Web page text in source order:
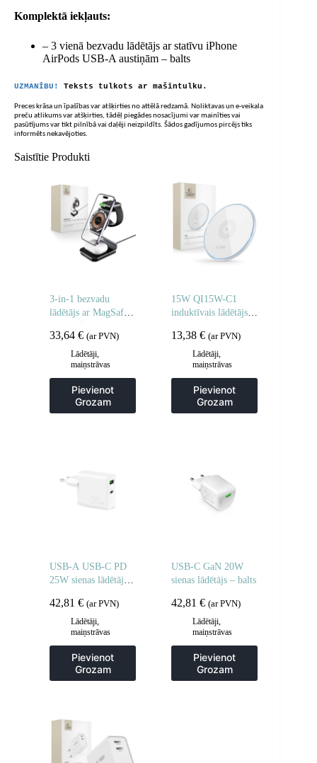
Komplektā iekļauts:
– 3 vienā bezvadu lādētājs ar statīvu iPhone
AirPods USB-A austiņām – balts
UZMANĪBU! Teksts tulkots ar mašīntulku.
Preces krāsa un īpašības var atšķirties no attēlā redzamā. Noliktavas un e-veikala
preču atlikums var atšķirties, tādēļ piegādes nosacījumi var mainīties vai
pasūtījums var tikt pilnībā vai daļēji neizpildīts. Šādos gadījumos pircējs tiks
informēts nekavējoties.
Saistītie Produkti
3-in-1 bezvadu
lādētājs ar MagSafe
tehnoloģiju Apple
Watch AirPods
viedtālrunim – melns
33,64 € (ar PVN)
Lādētāji,
maiņstrāvas
Pievienot
Grozam
15W QI15W-C1
induktīvais lādētājs –
13,38€ (ar PVN)
Lādētāji,
maiņstrāvas
Pievienot
Grozam
USB-A USB-C PD
25W sienas lādētājs –
42,81 € (ar PVN)
Lādētāji,
maiņstrāvas
Pievienot
Grozam
USB-C GaN 20W
sienas lādētājs – balts
42,81€ (ar PVN)
Lādētāji,
maiņstrāvas
Pievienot
Grozam